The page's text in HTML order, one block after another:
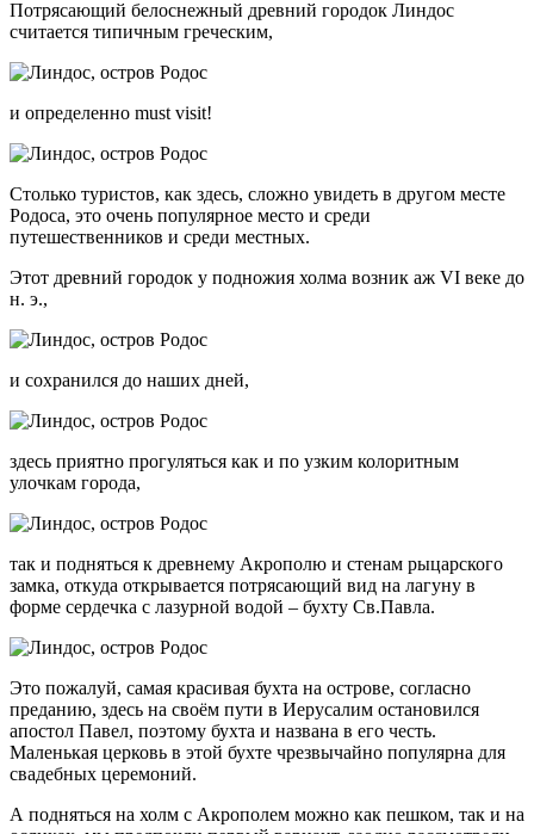
Потрясающий белоснежный древний городок Линдос
считается типичным греческим,
и определенно must visit!
Столько туристов, как здесь, сложно увидеть в другом месте
Родоса, это очень популярное место и среди
путешественников и среди местных.
Этот древний городок у подножия холма возник аж VI веке до
н. э.,
и сохранился до наших дней,
здесь приятно прогуляться как и по узким колоритным
улочкам города,
так и подняться к древнему Акрополю и стенам рыцарского
замка, откуда открывается потрясающий вид на лагуну в
форме сердечка с лазурной водой – бухту Св.Павла.
Это пожалуй, самая красивая бухта на острове, согласно
преданию, здесь на своём пути в Иерусалим остановился
апостол Павел, поэтому бухта и названа в его честь.
Маленькая церковь в этой бухте чрезвычайно популярна для
свадебных церемоний.
А подняться на холм с Акрополем можно как пешком, так и на